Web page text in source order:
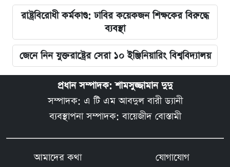
রাষ্ট্রবিরোধী কর্মকাণ্ড: ঢাবির কয়েকজন শিক্ষকের বিরুদ্ধে
ব্যবস্থা
জেনে নিন যুক্তরাষ্ট্রের সেরা ১০ ইঞ্জিনিয়ারিং বিশ্ববিদ্যালয়
প্রধান সম্পাদক: শামসুজ্জামান দুদু
সম্পাদক: এ টি এম আবদুল বারী ড্যানী
ব্যবস্থাপনা সম্পাদক: বায়েজীদ বোস্তামী
আমাদের কথা
যোগাযোগ